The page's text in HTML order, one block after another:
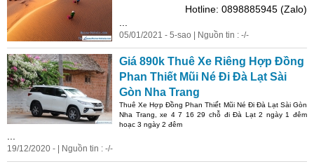
Hotline: 0898885945 (Zalo)
05/01/2021 - 5-sao | Nguồn tin : -/-
Giá 890k Thuê Xe Riêng Hợp Đồng
Phan Thiết Mũi Né Đi Đà Lạt Sài
Gòn Nha Trang
Thuê Xe Hợp ĐồngPhan Thiết Mũi Né Đi Đà Lạt Sài Gòn
Nha Trang, xe 4 7 16 29 chỗ đi Đà Lạt 2 ngày 1 đêm
hoạc 3 ngày 2 đêm
19/12/2020 - | Nguồn tin : -/-